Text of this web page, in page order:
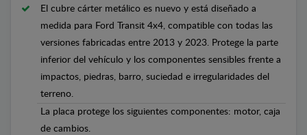
El cubre cárter metálico es nuevo y está diseñado a
medida para Ford Transit 4x4, compatible con todas las
versiones fabricadas entre 2013 y 2023. Protege la parte
inferior del vehículo y los componentes sensibles frente a
impactos, piedras, barro, suciedad e irregularidades del
terreno.
La placa protege los siguientes componentes: motor, caja
de cambios.